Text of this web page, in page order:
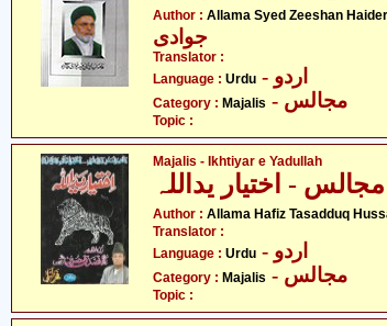
Author : Allama Syed Zeeshan
جوادی
Translator :
Language : Urdu - اردو
Category : Majalis - مجالس
Topic :
Majalis - Ikhtiyar e Yadullah
مجالس - اختیار یداللہ
Author : Allama Hafiz Tasadduq
Translator :
Language : Urdu - اردو
Category : Majalis - مجالس
Topic :